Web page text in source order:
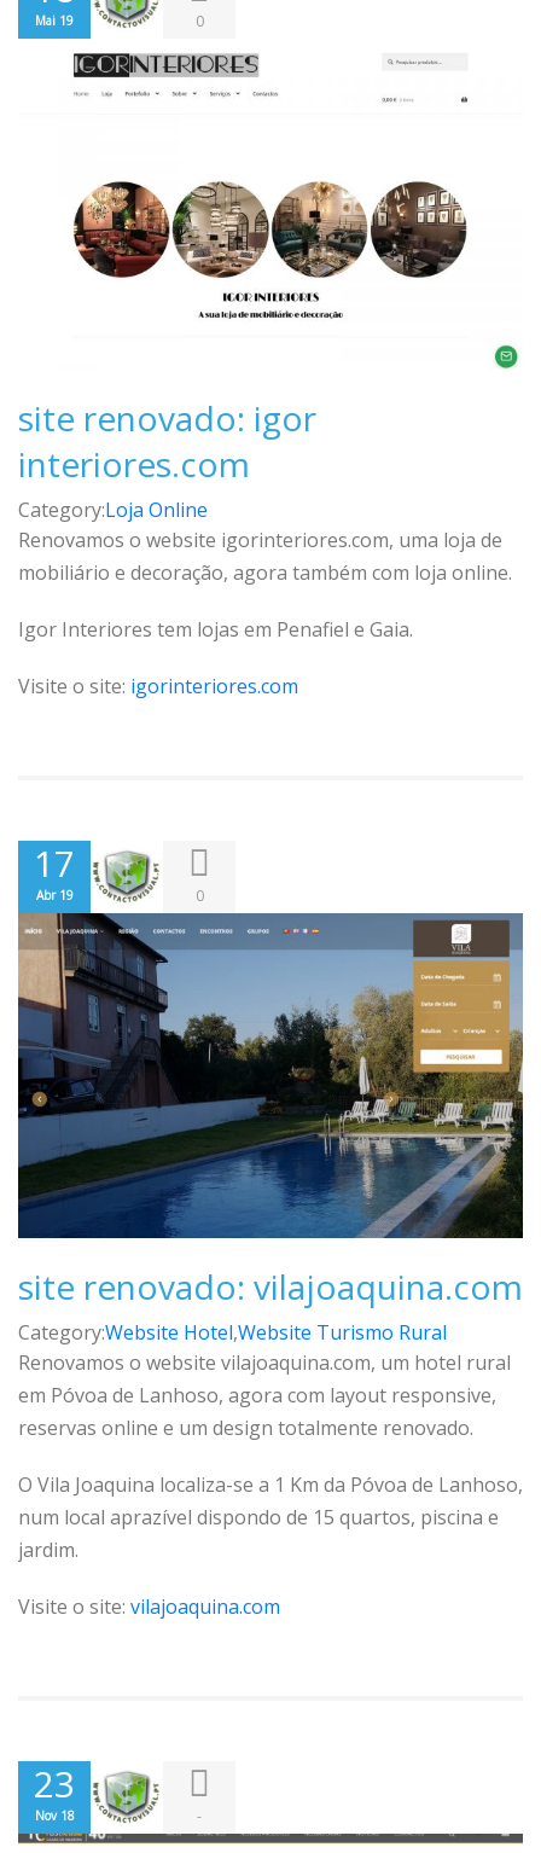
Mai 19 0
site renovado: igor
interiores.com
Category:Loja Online
Renovamos o website igorinteriores.com, uma loja de
mobiliário e decoração, agora também com loja online.
Igor Interiores tem lojas em Penafiel e Gaia.
Visite o site: igorinteriores.com
17
Abr 19 0
site renovado: vilajoaquina.com
Category:Website Hotel,Website Turismo Rural
Renovamos o website vilajoaquina.com, um hotel rural
em Póvoa de Lanhoso, agora com layout responsive,
reservas online e um design totalmente renovado.
O Vila Joaquina localiza-se a 1 Km da Póvoa de Lanhoso,
num local aprazível dispondo de 15 quartos, piscina e
jardim.
Visite o site: vilajoaquina.com
23
Nov 18 -